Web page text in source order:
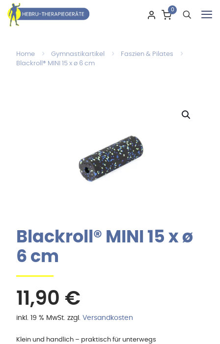
0
Home Gymnastikartikel
Faszien & Pilates
Blackroll® MINI 15 x ø 6 cm
Blackroll® MINI 15 x ø
6 cm
11,90 €
inkl. 19 % MwSt. zzgl. Versandkosten
Klein und handlich – praktisch für unterwegs